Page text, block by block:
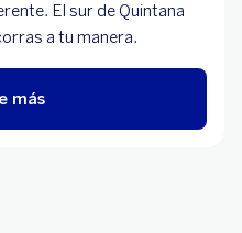
El sur de Quintana
a tu manera.
más